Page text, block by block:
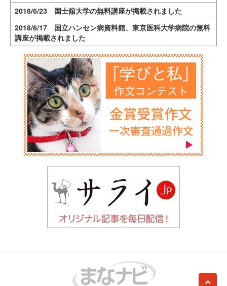
2018/6/23 国士舘大学の無料講座が掲載されました
2018/6/17 国立ハンセン病資料館、東京医科大学病院の無料
講座が掲載されました